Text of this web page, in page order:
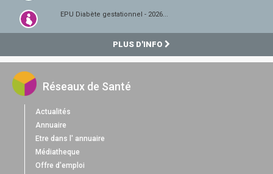
EPU Diabète gestationnel - 2026...
PLUS D'INFO
Réseaux de Santé
Actualités
Annuaire
Etre dans l' annuaire
Médiatheque
Offre d'emploi